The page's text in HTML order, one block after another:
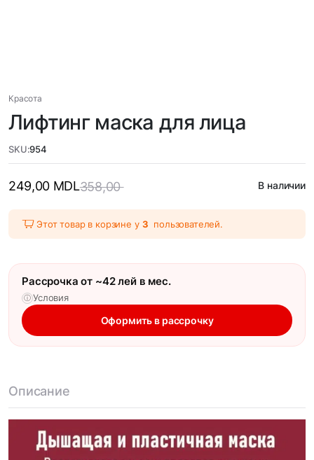
Красота
Лифтинг маска для лица
SKU:954
358,00
249,00 MDL В наличии
Этот товар в корзине у 3 пользователей.
Рассрочка от ~42 лей в мес.
ⓘ Условия
Оформить в рассрочку
Описание